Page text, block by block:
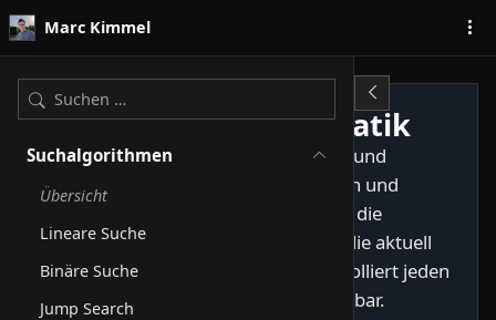
Zum Inhalt springen
Marc Kimmel
Suchalgorithmen
Übersicht
Lineare Suche
Binäre Suche
Jump Search
Konzepte der Informatik
Interaktive Darstellungen zu Sortier- und
Suchalgorithmen, Zahlencodierungen und
Zeichenkodierungen. Jede Seite zeigt die
Datenstruktur, hebt im Pseudocode die aktuell
ausgeführte Zeile hervor und protokolliert jeden
Schritt im Log. Auswahl über die Sidebar.